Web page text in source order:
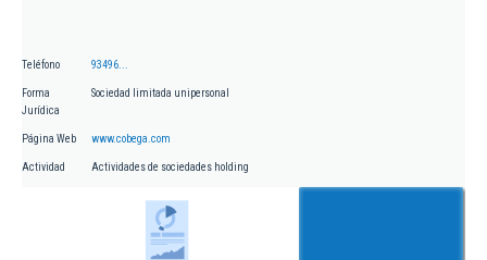
Teléfono 93496...
Forma
Jurídica
Sociedad limitada unipersonal
Página Web www.cobega.com
Actividad Actividades de sociedades holding